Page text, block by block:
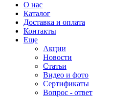
О нас
Каталог
Доставка и оплата
Контакты
Еще
Акции
Новости
Статьи
Видео и фото
Сертификаты
Вопрос - ответ